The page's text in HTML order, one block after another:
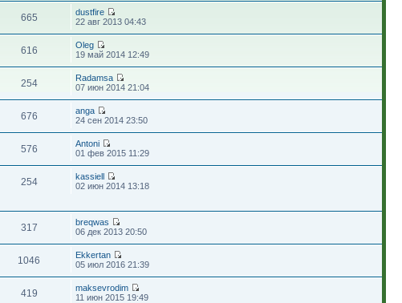
665
dustfire
22 авг 2013 04:43
616
Oleg
19 май 2014 12:49
254
Radamsa
07 июн 2014 21:04
676
anga
24 сен 2014 23:50
576
Antoni
01 фев 2015 11:29
254
kassiell
02 июн 2014 13:18
317
breqwas
06 дек 2013 20:50
1046
Ekkertan
05 июл 2016 21:39
419
maksevrodim
11 июн 2015 19:49